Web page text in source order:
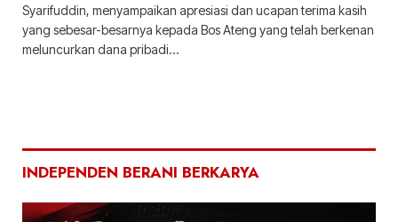
Syarifuddin, menyampaikan apresiasi dan ucapan terima kasih
yang sebesar-besarnya kepada Bos Ateng yang telah berkenan
meluncurkan dana pribadi…
INDEPENDEN BERANI BERKARYA